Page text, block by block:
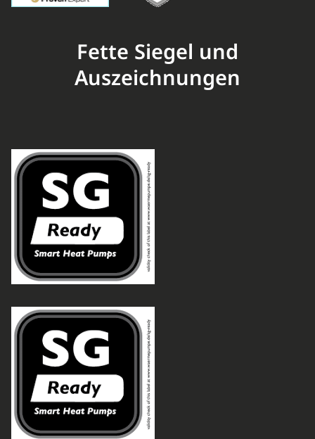
Fette Siegel und
Auszeichnungen